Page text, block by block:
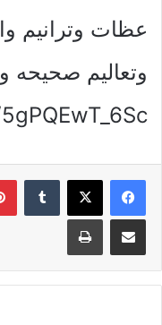
عظات وترانيم
وتعاليم
مشاركة عبر البريد طباعة